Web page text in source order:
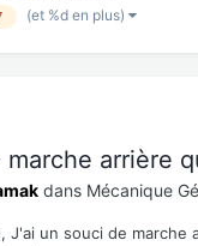
(et %d en plus)
arrière
dans Mécanique
J'ai un souci de marche